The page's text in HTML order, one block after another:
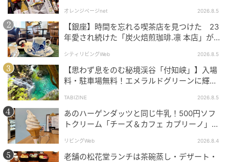
万座温泉の泉質には、ほかの温泉地と一線を画す大き
な特徴が2つあります。
●硫黄泉の効能が豊富であること
●標高1800mの高地温泉ならではの環境であること
それぞれご説明します。
硫黄泉の効能
オレンジページnet 2026.8.5
【銀座】時間を忘れる喫茶店を見つけた 23
年愛され続けた「炭火焙煎珈琲.凛 本店」がも
シティリビングWeb 2026.8.5
【思わず息をのむ秘境渓谷「付知峡」】入場
料・駐車場無料！エメラルドグリーンに輝く
TABIZINE 2026.8.5
あのハーゲンダッツと同じ牛乳！500円ソフ
トクリーム「チーズ＆カフェ カプリーノ」
リビングWeb 2026.8.4
老舗の松花堂ランチは茶碗蒸し・デザート・